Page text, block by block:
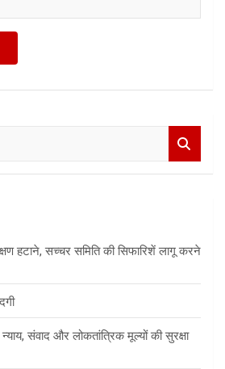
हटाने, सच्चर समिति की सिफारिशें लागू करने
संवाद और लोकतांत्रिक मूल्यों की सुरक्षा